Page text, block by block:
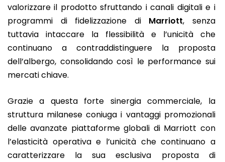
valorizzare il prodotto sfruttando i canali digitali e i
programmi di fidelizzazione diMarriott, senza
tuttavia intaccare la flessibilità e l’unicità che
continuano a contraddistinguere la proposta
dell’albergo, consolidando così le performance sui
mercati chiave.
Grazie a questa forte sinergia commerciale, la
struttura milanese coniuga i vantaggi promozionali
delle avanzate piattaforme globali di Marriott con
l’elasticità operativa e l’unicità che continuano a
caratterizzare la sua esclusiva proposta di